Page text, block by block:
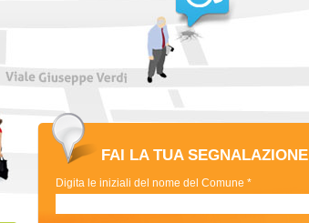
FAI LA TUA SEGNALAZIONE
Digita le iniziali del nome del Comune *